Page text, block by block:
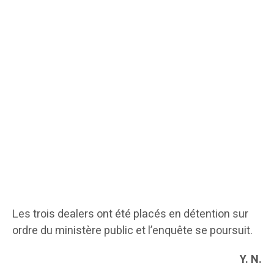
Les trois dealers ont été placés en détention sur
ordre du ministère public et l’enquête se poursuit.
Y. N.